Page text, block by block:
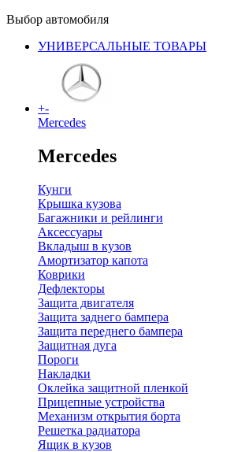
Выбор автомобиля
УНИВЕРСАЛЬНЫЕ ТОВАРЫ
+-
Mercedes
Mercedes
Кунги
Крышка кузова
Багажники и рейлинги
Аксессуары
Вкладыш в кузов
Амортизатор капота
Коврики
Дефлекторы
Защита двигателя
Защита заднего бампера
Защита переднего бампера
Защитная дуга
Пороги
Накладки
Оклейка защитной пленкой
Прицепные устройства
Механизм открытия борта
Решетка радиатора
Ящик в кузов